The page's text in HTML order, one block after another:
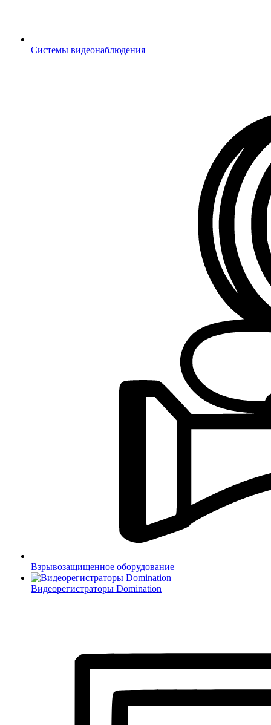
Системы видеонаблюдения
Взрывозащищенное оборудование
Видеорегистраторы Domination